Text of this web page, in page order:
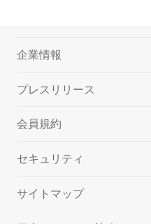
企業情報
プレスリリース
会員規約
セキュリティ
サイトマップ